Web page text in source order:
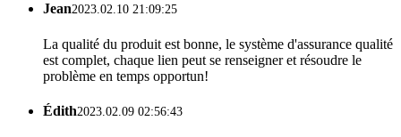
Jean2023.02.10 21:09:25
La qualité du produit est bonne, le système d'assurance qualité
est complet, chaque lien peut se renseigner et résoudre le
problème en temps opportun!
Édith2023.02.09 02:56:43